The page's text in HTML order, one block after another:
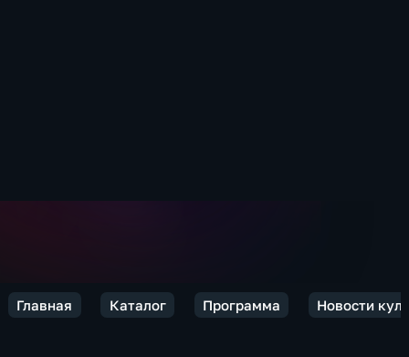
Главная Каталог Программа Новости